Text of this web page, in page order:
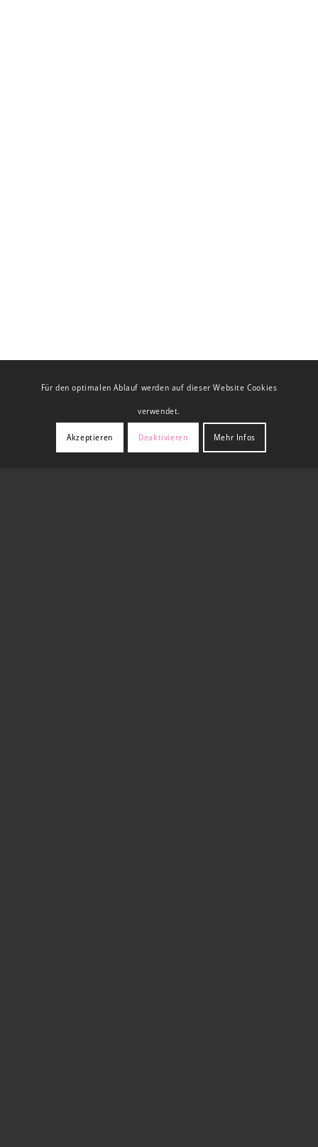
Für den optimalen Ablauf werden auf dieser Website Cookies
verwendet.
Akzeptieren Deaktivieren Mehr Infos